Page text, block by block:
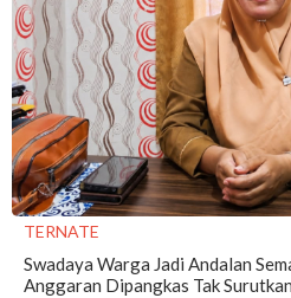
TERNATE
Swadaya Warga Jadi Andalan
Anggaran Dipangkas Tak